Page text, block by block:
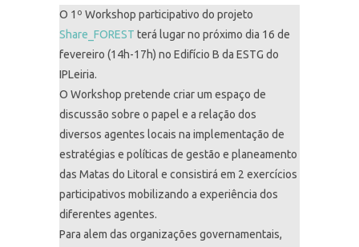
O 1º Workshop participativo do projeto
Share_FOREST terá lugar no próximo dia 16 de
fevereiro (14h-17h) no Edifício B da ESTG do
IPLeiria.
O Workshop pretende criar um espaço de
discussão sobre o papel e a relação dos
diversos agentes locais na implementação de
estratégias e políticas de gestão e planeamento
das Matas do Litoral e consistirá em 2 exercícios
participativos mobilizando a experiência dos
diferentes agentes.
Para alem das organizações governamentais,